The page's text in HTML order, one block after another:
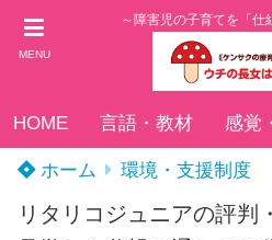
MENU
～障害児の子育てを「仕
HOME 言語・教材 感覚
ホーム 環境・支援制度
リタリコジュニアの評判